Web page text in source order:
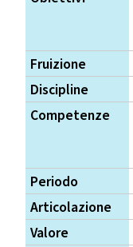
Fruizione
Discipline
Competenze
Periodo
Articolazione
Valore